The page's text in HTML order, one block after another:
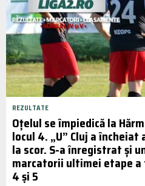
REZULTATE
Oțelul se împiedică la
locul 4. „U” Cluj a
la scor. S-a înregistrat și
marcatorii ultimei etape
4 și 5